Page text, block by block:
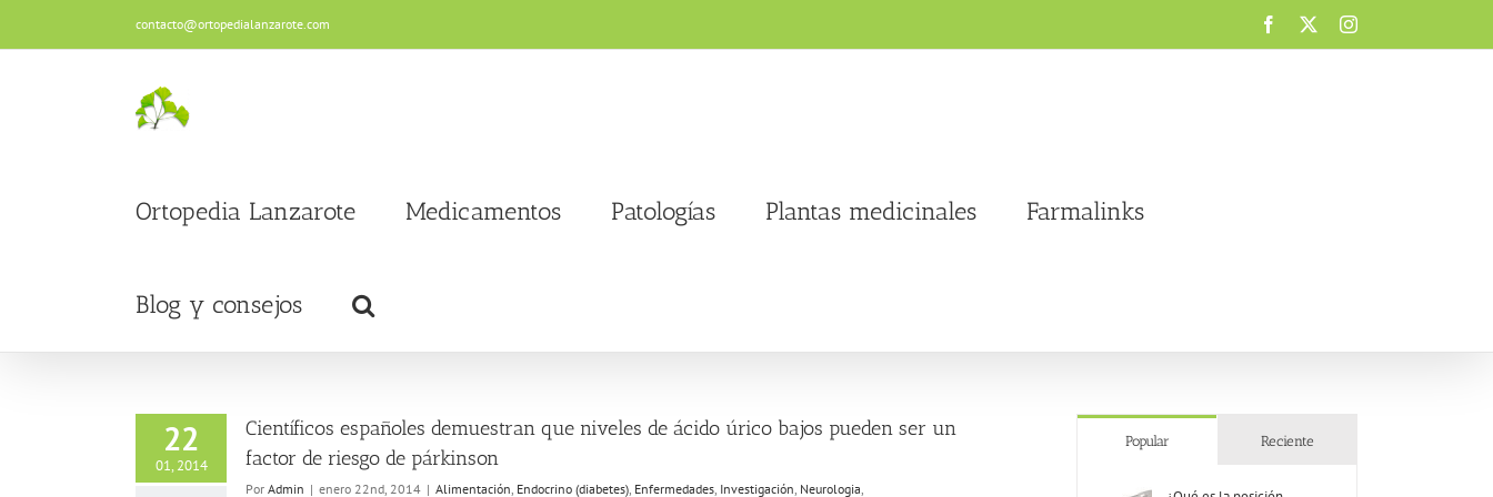
contenido
contacto@ortopedialanzarote.com Facebook Instagram
Ortopedia Lanzarote Medicamentos Patologías Plantas medicinales Farmalinks
Blog y consejos
22
01, 2014
Científicos españoles demuestran que niveles de ácido úrico bajos pueden ser un
factor de riesgo de párkinson
Por Admin | enero 22nd, 2014 | Alimentación, Endocrino (diabetes), Enfermedades, Investigación, Neurologia,
Popular Reciente